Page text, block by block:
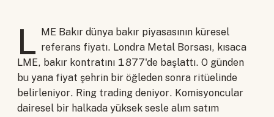
L
ME Bakır dünya bakır piyasasının küresel
referans fiyatı. Londra Metal Borsası, kısaca
LME, bakır kontratını 1877'de başlattı. O günden
bu yana fiyat şehrin bir öğleden sonra ritüelinde
belirleniyor. Ring trading deniyor. Komisyoncular
dairesel bir halkada yüksek sesle alım satım